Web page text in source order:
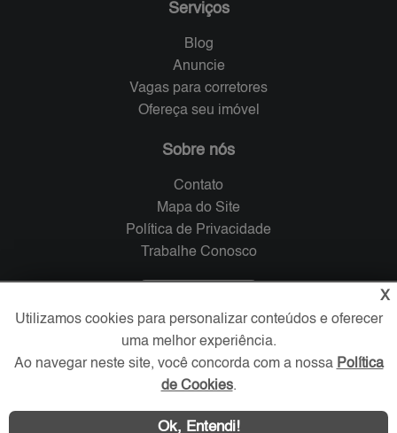
Serviços
Blog
Anuncie
Vagas para corretores
Ofereça seu imóvel
Sobre nós
Contato
Mapa do Site
Política de Privacidade
Trabalhe Conosco
Redes Sociais
X
Utilizamos cookies para personalizar conteúdos e oferecer
uma melhor experiência.
Ao navegar neste site, você concorda com a nossa Política
de Cookies.
Ok, Entendi!